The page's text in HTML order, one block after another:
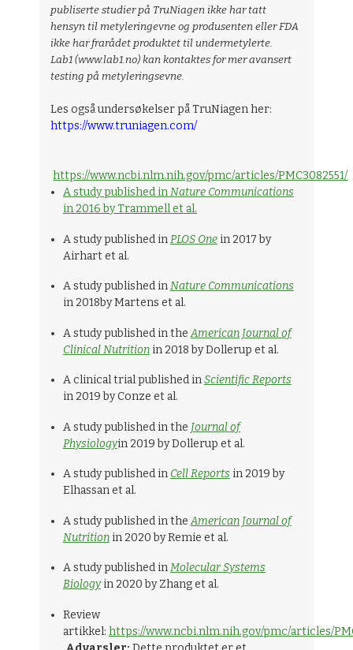
publiserte studier på TruNiagen ikke har tatt
hensyn til metyleringevne og produsenten eller FDA
ikke har frarådet produktet til undermetylerte.
Lab1 (www.lab1.no) kan kontaktes for mer avansert
testing på metyleringsevne.
Les også undersøkelser på TruNiagen her:
https://www.truniagen.com/
https://www.ncbi.nlm.nih.gov/pmc/articles/PMC3082551/
A study published inNature Communications
in 2016 by Trammell et al.
A study published inPLOS Onein 2017 by
Airhart et al.
A study published inNature Communications
in 2018by Martens et al.
A study published in theAmerican Journal of
Clinical Nutritionin 2018 by Dollerup et al.
A clinical trial published inScientific Reports
in 2019 by Conze et al.
A study published in the Journal of
Physiologyin 2019 by Dollerup et al.
A study published in Cell Reports in 2019 by
Elhassan et al.
A study published in theAmerican Journal of
Nutritionin 2020 by Remie et al.
A study published inMolecular Systems
Biologyin 2020 by Zhang et al.
Review
artikkel: https://www.ncbi.nlm.nih.gov/pmc/articles/